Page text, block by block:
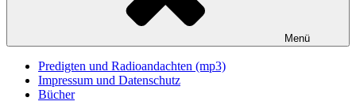
Menü
Predigten und Radioandachten (mp3)
Impressum und Datenschutz
Bücher